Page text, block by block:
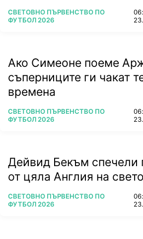
ПОВЕЧЕ ОТ
СВЕТОВНО ПЪРВЕНСТВО ПО
ФУТБОЛ 2026
Ако Симеоне поеме
съперниците ги чакат
времена
ПОВЕЧЕ ОТ
СВЕТОВНО ПЪРВЕНСТВО ПО
ФУТБОЛ 2026
Дейвид Бекъм спечели
от цяла Англия на
ПОВЕЧЕ ОТ
СВЕТОВНО ПЪРВЕНСТВО ПО
ФУТБОЛ 2026